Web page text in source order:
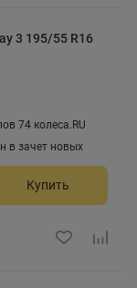
3 195/55 R16
74 колеса.RU
в зачет новых
Купить